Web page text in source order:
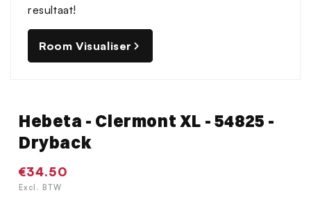
resultaat!
Room Visualiser
Hebeta - Clermont XL - 54825 -
Dryback
Normale
prijs
€34.50
Excl. BTW